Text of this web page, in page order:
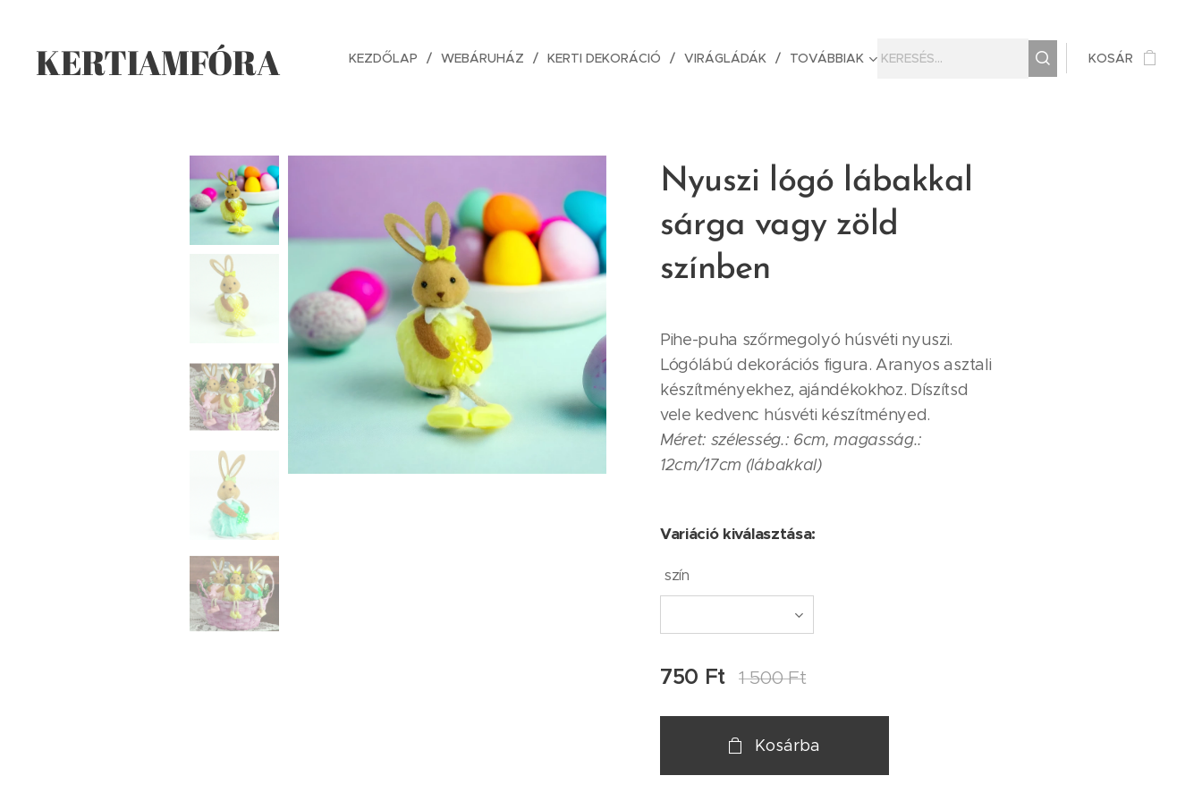
KERTIAMFÓRA KEZDŐLAP WEBÁRUHÁZ KERTI DEKORÁCIÓ VIRÁGLÁDÁK TOVÁBBIAK KOSÁR
Nyuszi lógó lábakkal
sárga vagy zöld
színben
Pihe-puha szőrmegolyó húsvéti nyuszi.
Lógólábú dekorációs figura. Aranyos asztali
készítményekhez, ajándékokhoz. Díszítsd
vele kedvenc húsvéti készítményed.
Méret: szélesség.: 6cm, magasság.:
12cm/17cm (lábakkal)
Variáció kiválasztása:
szín
750 Ft 1 500Ft
Kosárba